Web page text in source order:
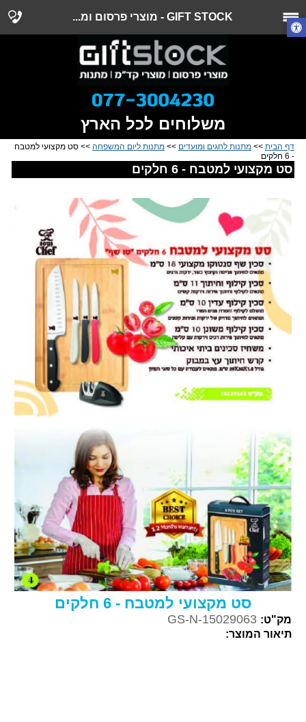
GIFT STOCK - מוצרי פרסום ומ...
משלוחים לכל הארץ
דף הבית >> מתנות לחגים ומועדים >> מתנות ליום המשפחה >> סט מקצועי למטבח
- 6 חלקים
סט מקצועי למטבח - 6 חלקים
סט מקצועי למטבח - 6 חלקים
מק"ט: GS-N-15029063
תיאור המוצר: